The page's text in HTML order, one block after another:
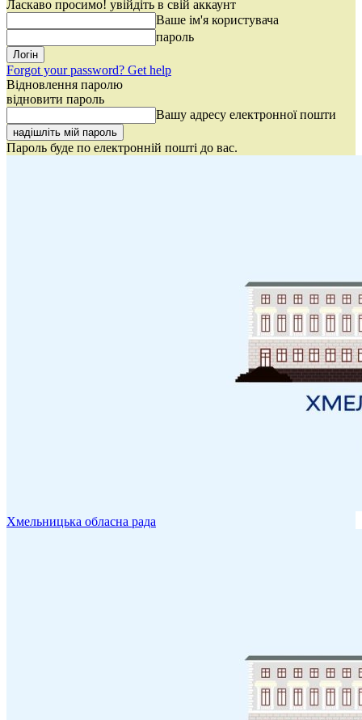
Ласкаво просимо! увійдіть в свій аккаунт
Ваше ім'я користувача
пароль
Forgot your password? Get help
Відновлення паролю
відновити пароль
Вашу адресу електронної пошти
Пароль буде по електронній пошті до вас.
Хмельницька обласна рада